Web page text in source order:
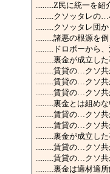
..........Z民に統一を
..........クソッタレの
..........クソッタレ団
..........諸悪の根源を
..........ドロボーから
..........裏金が成立し
..........賃貸の…クソ
..........賃貸の…クソ
..........賃貸の…クソ
..........裏金とは組め
..........賃貸の…クソ
..........賃貸の…クソ
..........裏金が成立し
..........賃貸の…クソ
..........賃貸の…クソ
..........裏金は適材適